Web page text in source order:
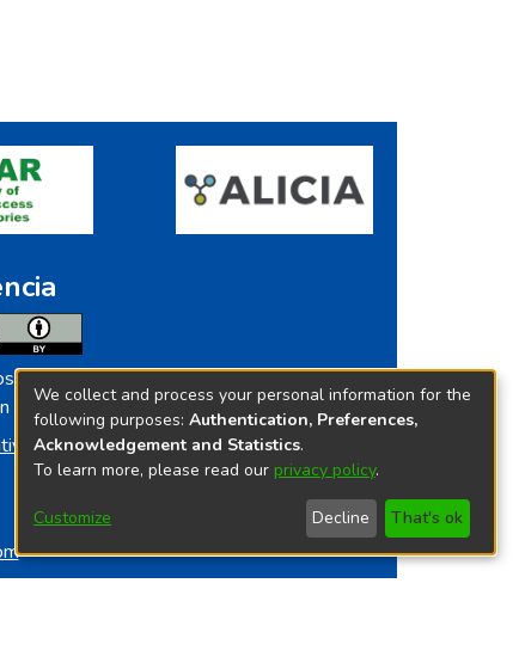
los contenidos de repositorio.ins.gob.pe
licenciados bajo
Commoms License
We collect and process your personal information for the
following purposes: Authentication, Preferences,
Acknowledgement and Statistics.
To learn more, please read our privacy policy.
Customize Decline That's ok